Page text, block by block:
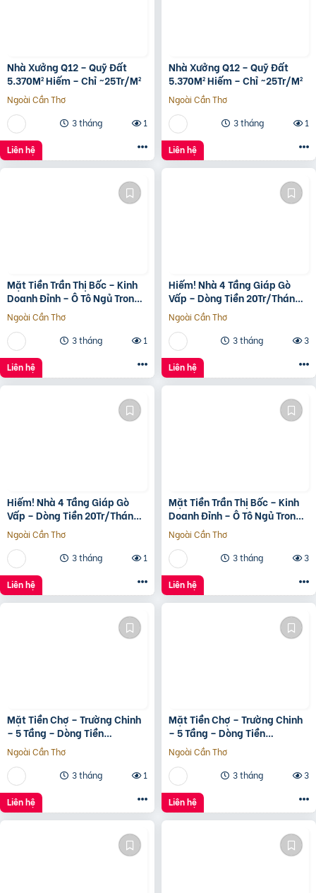
Nhà Xưởng Q12 – Quỹ Đất
5.370M² Hiếm – Chỉ ~25Tr/M²
Ngoài Cần Thơ
3 tháng
1
Liên hệ
Nhà Xưởng Q12 – Quỹ Đất
5.370M² Hiếm – Chỉ ~25Tr/M²
Ngoài Cần Thơ
3 tháng
1
Liên hệ
Mặt Tiền Trần Thị Bốc – Kinh
Doanh Đỉnh – Ô Tô Ngủ Trong
Nhà
Ngoài Cần Thơ
3 tháng
1
Liên hệ
Hiếm! Nhà 4 Tầng Giáp Gò
Vấp – Dòng Tiền 20Tr/Tháng
– Tương Lai Ra Mặt Tiền 12M
Ngoài Cần Thơ
3 tháng
3
Liên hệ
Hiếm! Nhà 4 Tầng Giáp Gò
Vấp – Dòng Tiền 20Tr/Tháng
– Tương Lai Ra Mặt Tiền 12M
Ngoài Cần Thơ
3 tháng
1
Liên hệ
Mặt Tiền Trần Thị Bốc – Kinh
Doanh Đỉnh – Ô Tô Ngủ Trong
Nhà
Ngoài Cần Thơ
3 tháng
3
Liên hệ
Mặt Tiền Chợ – Trường Chinh
– 5 Tầng – Dòng Tiền
20Tr/Tháng
Ngoài Cần Thơ
3 tháng
1
Liên hệ
Mặt Tiền Chợ – Trường Chinh
– 5 Tầng – Dòng Tiền
20Tr/Tháng
Ngoài Cần Thơ
3 tháng
3
Liên hệ